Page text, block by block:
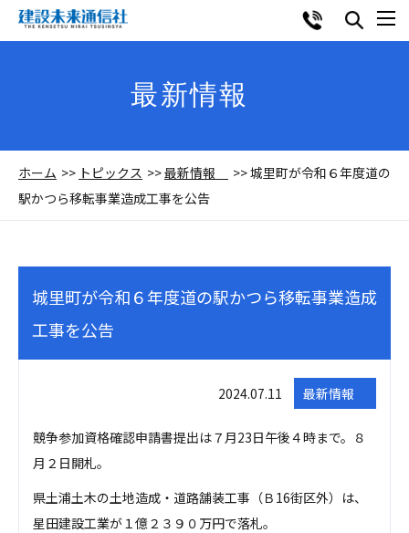
最新情報
ホーム トピックス 最新情報
城里町が令和６年度道の
駅かつら移転事業造成工事を公告
城里町が令和６年度道の駅かつら移転事業造成
工事を公告
2024.07.11 最新情報
競争参加資格確認申請書提出は７月23日午後４時まで。８
月２日開札。
県土浦土木の土地造成・道路舗装工事（Ｂ16街区外）は、
星田建設工業が１億２３９０万円で落札。